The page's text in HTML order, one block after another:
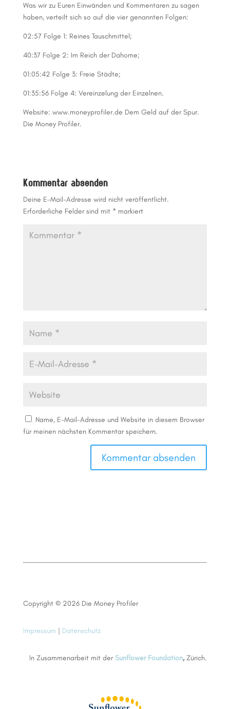
Was wir zu Euren Einwänden und Kommentaren zu sagen
haben, verteilt sich so auf die vier genannten Folgen:
02:57 Folge 1: Reines Tauschmittel;
40:37 Folge 2: Im Reich der Dahome;
01:05:42 Folge 3: Freie Städte;
01:35:56 Folge 4: Vereinzelung der Einzelnen.
Website: www.moneyprofiler.de Dem Geld auf der Spur.
Die Money Profiler.
Kommentar absenden
Deine E-Mail-Adresse wird nicht veröffentlicht.
Erforderliche Felder sind mit *markiert
Name, E-Mail-Adresse und Website in diesem Browser
für meinen nächsten Kommentar speichern.
Copyright © 2026 Die Money Profiler
Impressum | Datenschutz
In Zusammenarbeit mit derSunflower Foundation,Zürich.